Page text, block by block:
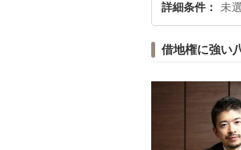
詳細条件 未
借地権に強い